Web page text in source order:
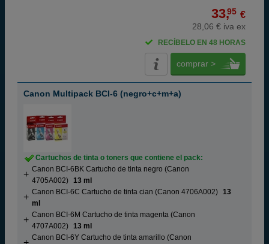
33,95 €
28,06 € iva ex
RECÍBELO EN 48 HORAS
comprar >
Canon Multipack BCI-6 (negro+c+m+a)
Cartuchos de tinta o toners que contiene el pack:
Canon BCI-6BK Cartucho de tinta negro (Canon
4705A002) 13 ml
Canon BCI-6C Cartucho de tinta cian (Canon 4706A002) 13
ml
Canon BCI-6M Cartucho de tinta magenta (Canon
4707A002) 13 ml
Canon BCI-6Y Cartucho de tinta amarillo (Canon